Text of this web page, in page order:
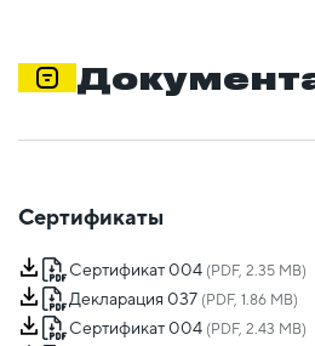
Сертификаты
Сертификат 004 (PDF, 2.35 MB)
Декларация 037 (PDF, 1.86 MB)
Сертификат 004 (PDF, 2.43 MB)